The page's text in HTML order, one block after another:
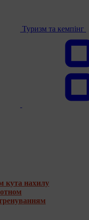
Туризм та кемпінг
кута нахилу